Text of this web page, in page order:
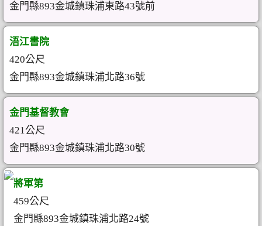
金門縣893金城鎮珠浦東路43號前
浯江書院
420公尺
金門縣893金城鎮珠浦北路36號
金門基督教會
421公尺
金門縣893金城鎮珠浦北路30號
將軍第
459公尺
金門縣893金城鎮珠浦北路24號